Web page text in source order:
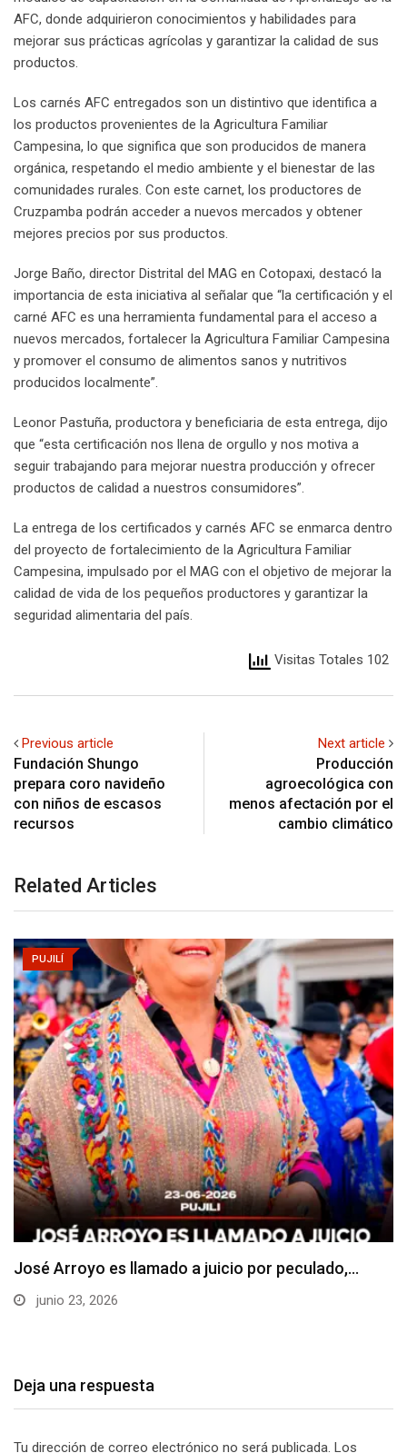
AFC, donde adquirieron conocimientos y habilidades para
mejorar sus prácticas agrícolas y garantizar la calidad de sus
productos.
Los carnés AFC entregados son un distintivo que identifica a
los productos provenientes de la Agricultura Familiar
Campesina, lo que significa que son producidos de manera
orgánica, respetando el medio ambiente y el bienestar de las
comunidades rurales. Con este carnet, los productores de
Cruzpamba podrán acceder a nuevos mercados y obtener
mejores precios por sus productos.
Jorge Baño, director Distrital del MAG en Cotopaxi, destacó la
importancia de esta iniciativa al señalar que “la certificación y el
carné AFC es una herramienta fundamental para el acceso a
nuevos mercados, fortalecer la Agricultura Familiar Campesina
y promover el consumo de alimentos sanos y nutritivos
producidos localmente”.
Leonor Pastuña, productora y beneficiaria de esta entrega, dijo
que “esta certificación nos llena de orgullo y nos motiva a
seguir trabajando para mejorar nuestra producción y ofrecer
productos de calidad a nuestros consumidores”.
La entrega de los certificados y carnés AFC se enmarca dentro
del proyecto de fortalecimiento de la Agricultura Familiar
Campesina, impulsado por el MAG con el objetivo de mejorar la
calidad de vida de los pequeños productores y garantizar la
seguridad alimentaria del país.
Visitas Totales 102
Previous article
Fundación Shungo
prepara coro navideño
con niños de escasos
recursos
Next article
Producción
agroecológica con
menos afectación por el
cambio climático
Related Articles
PUJILÍ
La Universidad Estatal de Milagro (UNEMI) impulsa
el…
Deja una respuesta
Tu dirección de correo electrónico no será publicada. Los